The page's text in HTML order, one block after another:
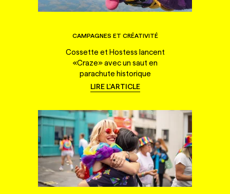
CAMPAGNES ET CRÉATIVITÉ
Cossette et Hostess lancent
«Craze» avec un saut en
parachute historique
LIRE L'ARTICLE